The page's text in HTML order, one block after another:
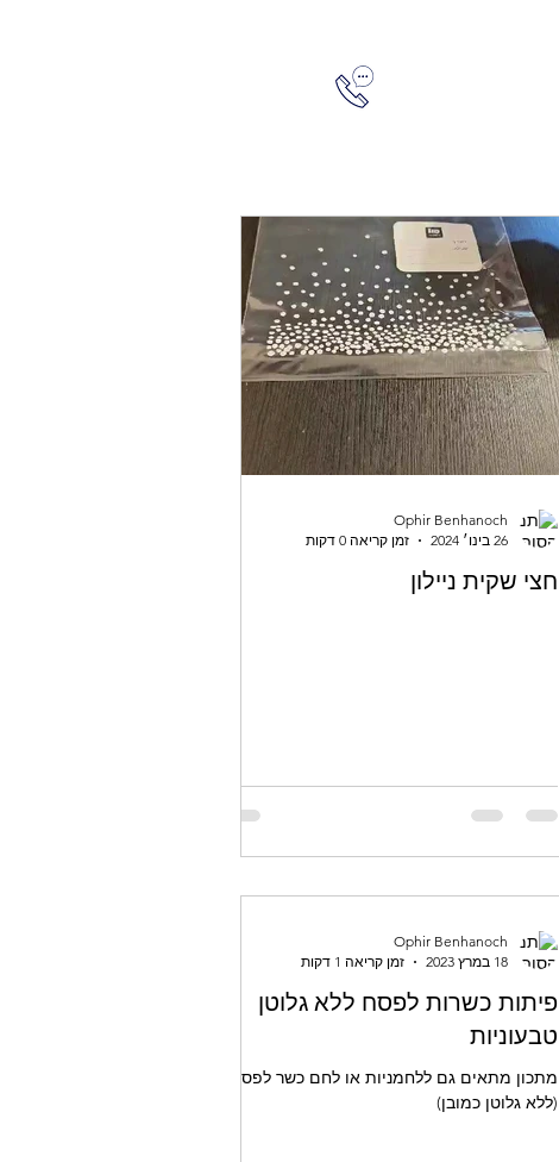
חצי שקית ניילון
Ophir Benhanoch
26 בינו׳ 2024
זמן קריאה 0 דקות
פיתות כשרות לפסח ללא גלוטן
טבעוניות
מתכון מתאים גם ללחמניות או לחם כשר לפסח
(ללא גלוטן כמובן)
Ophir Benhanoch
18 במרץ 2023
זמן קריאה 1 דקות